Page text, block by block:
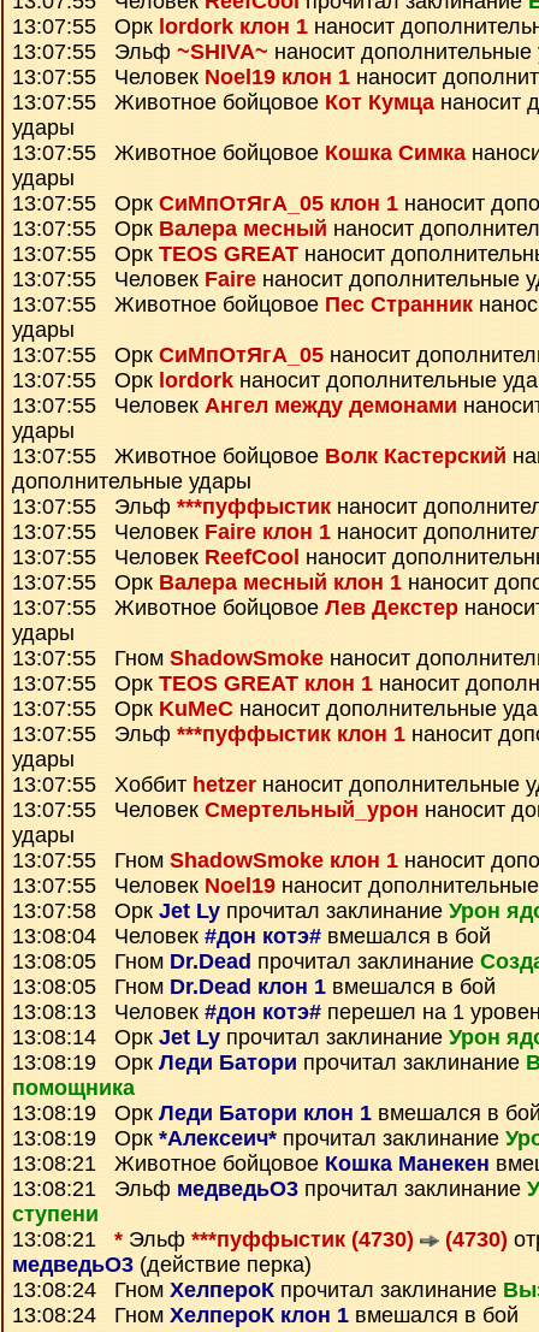
13:07:55 Орк lordork клон 1 наносит
13:07:55 Эльф ~SHIVA~ наносит
13:07:55 Человек Noel19 клон 1 наносит
13:07:55 Животное бойцовое Кот Кумцананосит
удары
13:07:55 Животное бойцовое Кошка Симка
удары
13:07:55 Орк СиМпОтЯгА_05 клон 1 наносит
13:07:55 Орк Валера месный наносит
13:07:55 Орк TEOS GREAT наносит
13:07:55 Человек Faire наносит дополнительные
13:07:55 Животное бойцовое Пес Странник
удары
13:07:55 Орк СиМпОтЯгА_05 наносит
13:07:55 Орк lordork наносит дополнительные
13:07:55 Человек Ангел между демонами
удары
13:07:55 Животное бойцовое Волк Кастерский
дополнительные удары
13:07:55 Эльф ***пуффыстик наносит
13:07:55 Человек Faire клон 1 наносит
13:07:55 Человек ReefCool наносит
13:07:55 Орк Валера месный клон 1 наносит
13:07:55 Животное бойцовое Лев Декстер
удары
13:07:55 Гном ShadowSmoke наносит
13:07:55 Орк TEOS GREAT клон 1 наносит
13:07:55 Орк KuMeC наносит дополнительные
13:07:55 Эльф ***пуффыстик клон 1 наносит
удары
13:07:55 Хоббит hetzer наносит дополнительные
13:07:55 Человек Смертельный_урон наносит
удары
13:07:55 Гном ShadowSmoke клон 1 наносит
13:07:55 Человек Noel19 наносит
13:07:58 Орк Jet Ly прочитал заклинание Урон
13:08:04 Человек #дон котэ# вмешался в бой
13:08:05 Гном Dr.Dead прочитал заклинание
13:08:05 Гном Dr.Dead клон 1 вмешался в бой
13:08:13 Человек #дон котэ# перешел на 1
13:08:14 Орк Jet Ly прочитал заклинание Урон
13:08:19 Орк Леди Батори прочитал заклинание
помощника
13:08:19 Орк Леди Батори клон 1 вмешался в
13:08:19 Орк *Алексеич* прочитал заклинание
13:08:21 Животное бойцовое Кошка Манекен
13:08:21 Эльф медведьО3 прочитал заклинание
ступени
13:08:21 * Эльф ***пуффыстик (4730) (4730)
медведьО3 (действие перка)
13:08:24 Гном ХелпероК прочитал заклинание
13:08:24 Гном ХелпероК клон 1 вмешался в бой